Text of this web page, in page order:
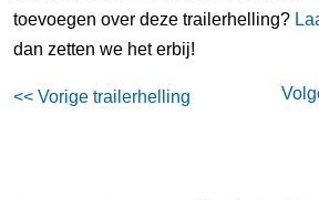
toevoegen over deze trailerhelling?
dan zetten we het erbij!
<< Vorige trailerhelling